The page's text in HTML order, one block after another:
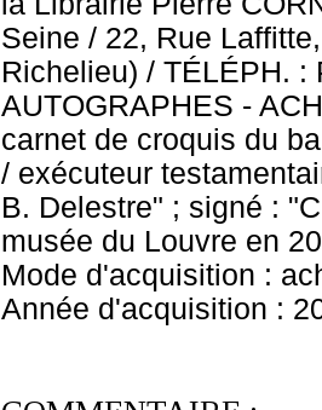
Seine / 22, Rue
Richelieu) / TÉLÉPH. :
AUTOGRAPHES -
carnet de croquis du
/ exécuteur
B. Delestre" ; signé :
musée du Louvre en
Mode d'acquisition :
Année d'acquisition :